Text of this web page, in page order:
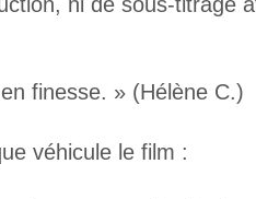
finesse. » (Hélène C.)
véhicule le film :